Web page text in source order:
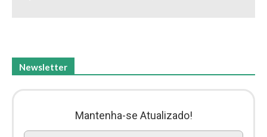
Newsletter
Mantenha-se Atualizado!